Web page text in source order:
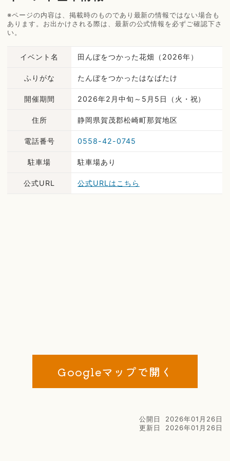
※ページの内容は、掲載時のものであり最新の情報ではない場合も
あります。お出かけされる際は、最新の公式情報を必ずご確認下さ
い。
イベント名 田んぼをつかった花畑（2026年）
ふりがな たんぼをつかったはなばたけ
開催期間 2026年2月中旬～5月5日（火・祝）
住所 静岡県賀茂郡松崎町那賀地区
電話番号 0558-42-0745
駐車場 駐車場あり
公式URL 公式URLはこちら
Googleマップで開く
公開日
2026年01月26日
更新日
2026年01月26日